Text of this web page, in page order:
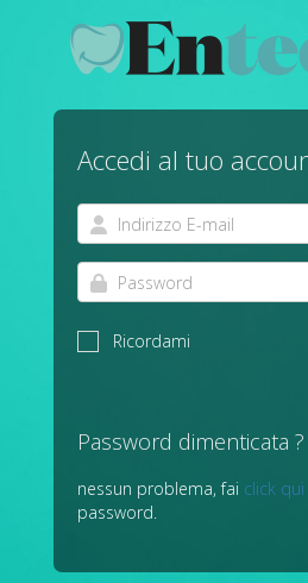
Accedi al tuo
Ricordami
Password dimenticata ?
nessun problema, fai click qui
password.